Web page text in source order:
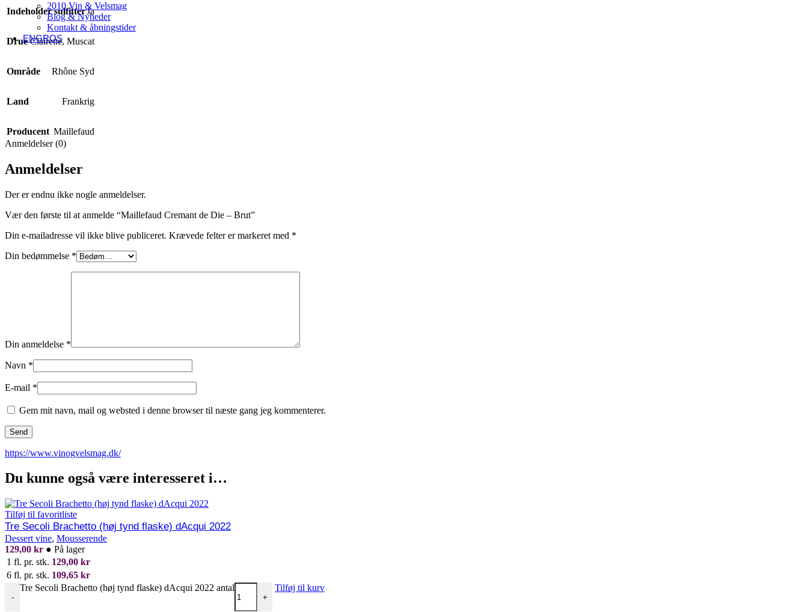
2010 Vin & Velsmag
Blog & Nyheder
Kontakt & åbningstider
ENGROS
Indeholder sulfitterJa
Drue Clairette, Muscat
Område Rhône Syd
Land Frankrig
Producent Maillefaud
Anmeldelser (0)
Anmeldelser
Der er endnu ikke nogle anmeldelser.
Vær den første til at anmelde “Maillefaud Cremant de Die – Brut”
Din e-mailadresse vil ikke blive publiceret. Krævede felter er markeret med *
Din bedømmelse *
Din anmeldelse *
Navn *
E-mail *
Gem mit navn, mail og websted i denne browser til næste gang jeg kommenterer.
https://www.vinogvelsmag.dk/
Du kunne også være interesseret i…
Tilføj til favoritliste
Tre Secoli Brachetto (høj tynd flaske) dAcqui 2022
Dessert vine, Mousserende
129,00 kr ● På lager
1 fl. pr. stk. 129,00 kr
6 fl. pr. stk. 109,65 kr
-
Tre Secoli Brachetto (høj tynd flaske) dAcqui 2022 antal
+
Tilføj til kurv